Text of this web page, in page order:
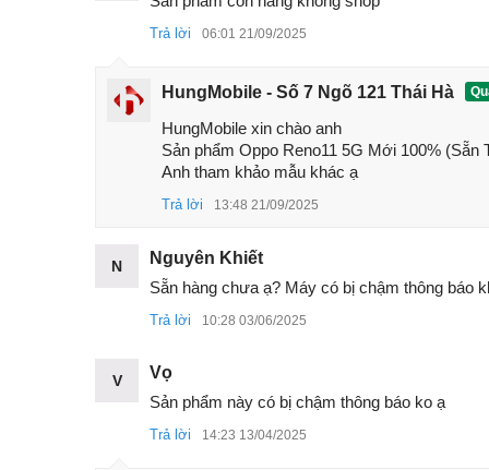
Thông số cấu hình Oppo Reno11 5G
Vào ngày 23/11, Oppo đã chính thức cho ra mắt
ng mở bán Reno11 chính hãng tại Việt Nam.
giá rẻ, so với Oppo Reno11 chính hãng bạn
Trọng lượng 184 g
Bộ xử lý
Trả lời 06:01 21/09/2025
HungMobile - Số 7 Ngõ 121 Thái Hà
HungMobile xin chào anh
Sản phẩm Oppo Reno11 5G Mới 100% (Sẵn
Anh tham khảo mẫu khác ạ
Trả lời 13:48 21/09/2025
N
Nguyên Khiết
Sẵn hàng chưa ạ? Máy có bị chậm thông báo
Trả lời 10:28 03/06/2025
V
Vọ
Sản phẩm này có bị chậm thông báo ko ạ
Trả lời 14:23 13/04/2025